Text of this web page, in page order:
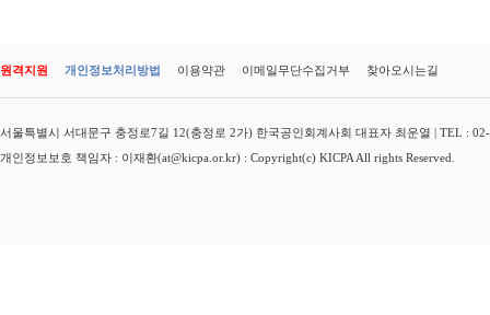
원격지원 개인정보처리방법 이용약관 이메일무단수집거부 찾아오시는길
서울특별시 서대문구 충정로7길 12(충정로 2가) 한국공인회계사회 대표자 최운열 | TEL :
개인정보보호 책임자 : 이재환(at@kicpa.or.kr) : Copyright(c) KICPA All rights Reserved.